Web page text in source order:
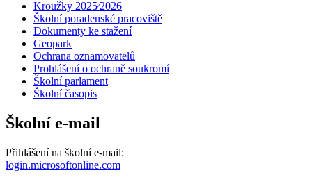
Kroužky 2025⁄2026
Školní poradenské pracoviště
Dokumenty ke stažení
Geopark
Ochrana oznamovatelů
Prohlášení o ochraně soukromí
Školní parlament
Školní časopis
Školní e-mail
Přihlášení na školní e-mail:
login.microsoftonline.com